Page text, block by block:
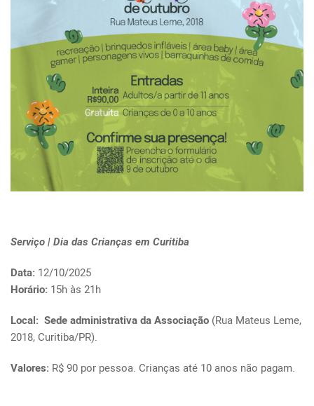
Serviço | Dia das Crianças em Curitiba
Data: 12/10/2025
Horário: 15h às 21h
Local: Sede administrativa da Associação (Rua Mateus Leme,
2018, Curitiba/PR).
Valores: R$ 90 por pessoa. Crianças até 10 anos não pagam.